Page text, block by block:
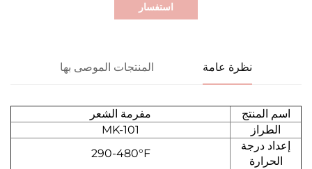
استفسار
نظرة عامة المنتجات الموصى بها
اسم المنتج
مفرمة الشعر
الطراز
MK-101
إعداد درجة
الحرارة
290-480°F